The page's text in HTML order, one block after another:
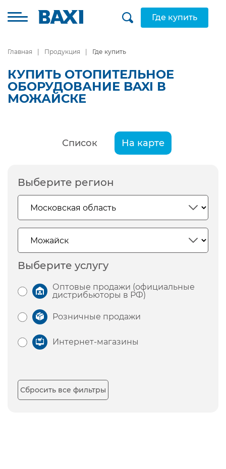
Где купить
Главная Продукция Где купить
КУПИТЬ ОТОПИТЕЛЬНОЕ
ОБОРУДОВАНИЕ BAXI В
МОЖАЙСКЕ
Список На карте
Выберите регион
Выберите услугу
Оптовые продажи (официальные
дистрибьюторы в РФ)
Розничные продажи
Интернет-магазины
Сбросить все фильтры